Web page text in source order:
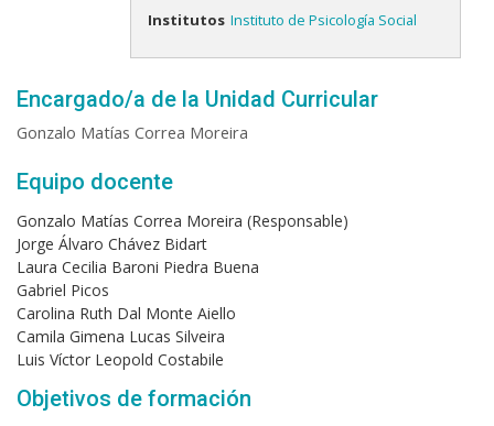
Institutos Instituto de Psicología Social
Encargado/a de la Unidad Curricular
Gonzalo Matías Correa Moreira
Equipo docente
Gonzalo Matías Correa Moreira (Responsable)
Jorge Álvaro Chávez Bidart
Laura Cecilia Baroni Piedra Buena
Gabriel Picos
Carolina Ruth Dal Monte Aiello
Camila Gimena Lucas Silveira
Luis Víctor Leopold Costabile
Objetivos de formación